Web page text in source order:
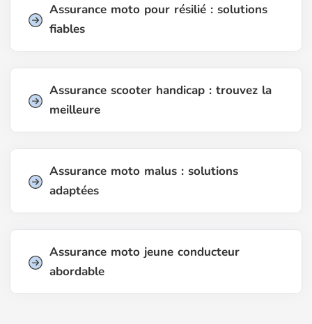
Assurance moto pour résilié : solutions
fiables
Assurance scooter handicap : trouvez la
meilleure
Assurance moto malus : solutions
adaptées
Assurance moto jeune conducteur
abordable